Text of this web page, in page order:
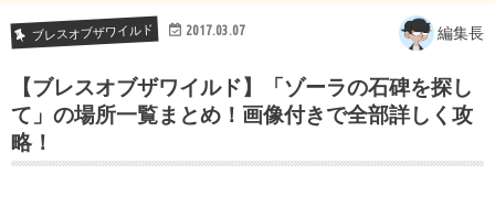
ブレスオブザワイルド 2017.03.07 編集長
【ブレスオブザワイルド】「ゾーラの石碑を探し
て」の場所一覧まとめ！画像付きで全部詳しく攻
略！